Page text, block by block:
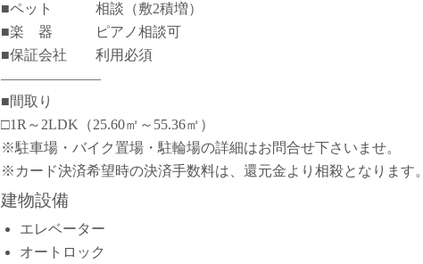
■ペット 相談（敷2積増）
■楽 器 ピアノ相談可
■保証会社 利用必須
―――――――
■間取り
□1R～2LDK（25.60㎡～55.36㎡）
※駐車場・バイク置場・駐輪場の詳細はお問合せ下さいませ。
※カード決済希望時の決済手数料は、還元金より相殺となります
建物設備
エレベーター
オートロック